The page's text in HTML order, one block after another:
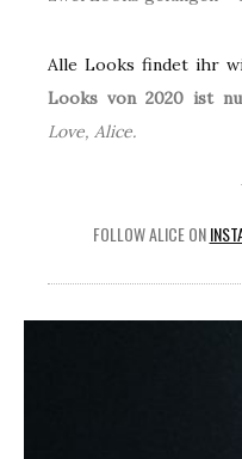
Alle Looks findet ihr
Looks von 2020 ist
Love, Alice.
FOLLOW ALICE ON